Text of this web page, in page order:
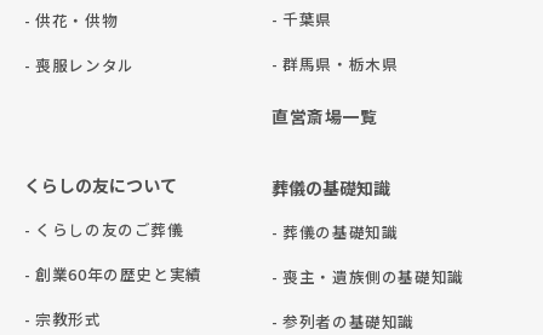
- 供花・供物
- 喪服レンタル
- 千葉県
- 群⾺県・栃⽊県
直営斎場一覧
くらしの友について
- くらしの友のご葬儀
- 創業60年の歴史と実績
- 宗教形式
葬儀の基礎知識
- 葬儀の基礎知識
- 喪主・遺族側の基礎知識
- 参列者の基礎知識